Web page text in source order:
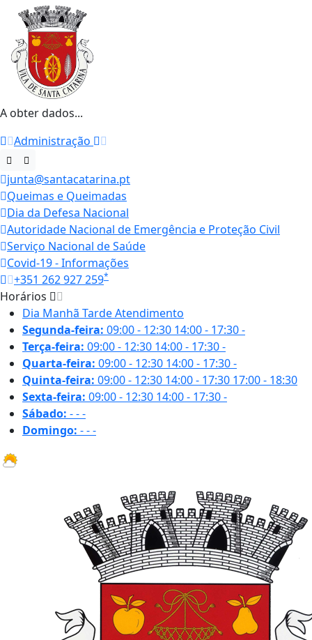
A obter dados...
Administração
junta@santacatarina.pt
Queimas e Queimadas
Dia da Defesa Nacional
Autoridade Nacional de Emergência e Proteção Civil
Serviço Nacional de Saúde
Covid-19 - Informações
+351 262 927 259*
Horários
Dia Manhã TardeAtendimento
Segunda-feira: 09:00 - 12:30 14:00 - 17:30-
Terça-feira: 09:00 - 12:30 14:00 - 17:30-
Quarta-feira: 09:00 - 12:30 14:00 - 17:30-
Quinta-feira: 09:00 - 12:30 14:00 - 17:30 17:00 - 18:30
Sexta-feira: 09:00 - 12:30 14:00 - 17:30-
Sábado: ---
Domingo: ---